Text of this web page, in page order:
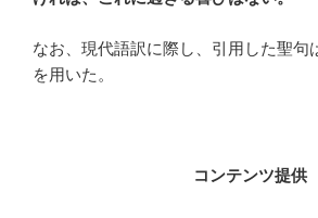
なお、現代語訳に際し、引用した聖句
を用いた。
コンテンツ提